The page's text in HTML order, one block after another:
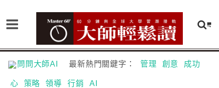
問問大師AI 最新熱門關鍵字： 管理 創意 成功
心 策略 領導 行銷 AI